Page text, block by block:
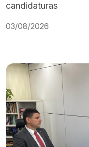
candidaturas
03/08/2026